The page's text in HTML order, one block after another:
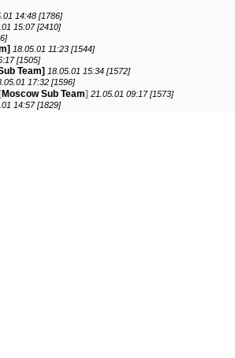
14:48 [1786]
15:07 [2410]
18.05.01 11:23 [1544]
[1505]
Team] 18.05.01 15:34 [1572]
17:32 [1596]
[Moscow Sub Team] 21.05.01 09:17 [1573]
14:57 [1829]